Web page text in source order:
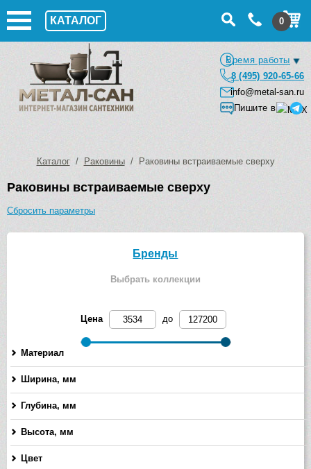
КАТАЛОГ 0
Время работы
8 (495) 920-65-66
info@metal-san.ru
Пишите в
Каталог/ Раковины/ Раковины встраиваемые сверху
Раковины встраиваемые сверху
Сбросить параметры
Бренды
Выбрать коллекции
Цена до
Материал
Ширина, мм
Глубина, мм
Высота, мм
Цвет